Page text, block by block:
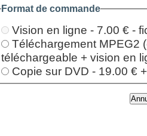
Format de commande
Vision en ligne - 7.00 € -
Téléchargement MPEG2
téléchargeable + vision en
Copie sur DVD - 19.00 €